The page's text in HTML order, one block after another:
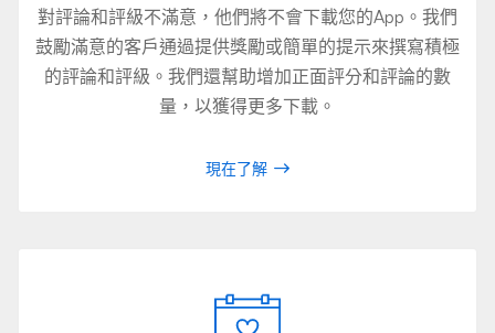
對評論和評級不滿意，他們將不會下載您的App。我們
鼓勵滿意的客戶通過提供獎勵或簡單的提示來撰寫積極
的評論和評級。我們還幫助增加正面評分和評論的數
量，以獲得更多下載。
現在了解